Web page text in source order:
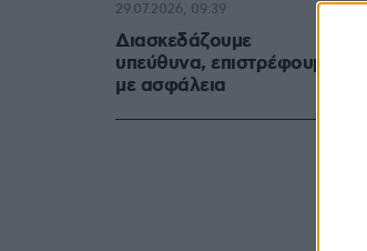
Διασκεδάζουμε
υπεύθυνα, επιστρέφουμε
με ασφάλεια
29.07.2026, 09:39